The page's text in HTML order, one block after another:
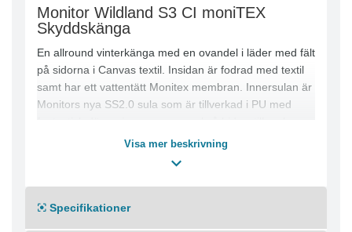
Monitor Wildland S3 CI moniTEX
Skyddskänga
En allround vinterkänga med en ovandel i läder med fält
på sidorna i Canvas textil. Insidan är fodrad med textil
samt har ett vattentätt Monitex membran. Innersulan är
Monitors nya SS2.0 sula som är tillverkad i PU med
isolering. Slitsulan är tillverkad i TPU och mellansulan i
Bred läst
Komposittåhätta och mjukt spiktrampskydd
Visa mer beskrivning
Specifikationer